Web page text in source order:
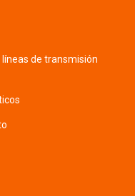
de transmisión